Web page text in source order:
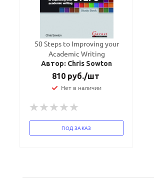
50 Steps to Improving your
Academic Writing
Автор: Chris Sowton
810руб./шт
Нет в наличии
ПОД ЗАКАЗ